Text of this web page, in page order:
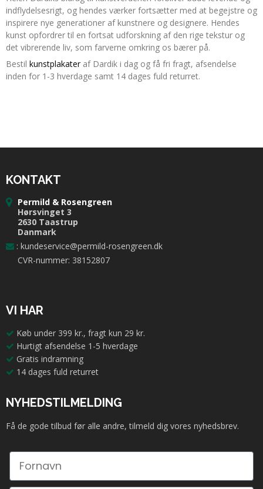
indflydelsesrigt, og hendes værker fortsætter med at begejstre og
inspirere nye generationer af kunstnere og designere. Hendes
kunst opfordrer til en fortsat udforskning af den rige tekstur og
det vibrerende liv, som farverne omkring os bærer på.
Bestil kunstplakateraf Dardik i dag og få fri fragt, afsendelse
inden for 1-3 hverdage samt 14 dages fuld returret.
KONTAKT
Permild & Rosengreen
Hørsvinget 3
2630 Taastrup
Danmark
: kundeservice@permild-rosengreen.dk
CVR-nummer: 38152807
VI HAR
Køb under 399 kr., fragt kun 29 kr.
Hurtigt afsendelse 1-5 hverdage
Gratis indramning
14 dages fuld returret
NYHEDSTILMELDING
Få de gode tilbud før alle andre, tilmeld dig vores nyhedsbrev.